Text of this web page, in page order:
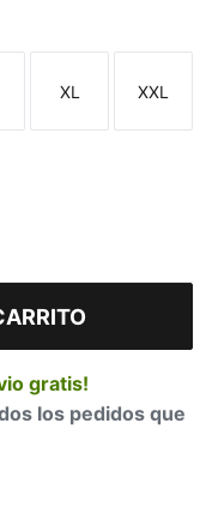
Talla
XL
Talla
XXL
gratis!
los pedidos que